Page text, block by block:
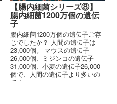
【腸内細菌シリーズ⑧】
腸内細菌1200万個の遺伝
子
腸内細菌1200万個の遺伝子ご存
じでしたか？ 人間の遺伝子は
23,000個。 マウスの遺伝子
26,000個、ミジンコの遺伝子
31,000個、小麦の遺伝子26,000
個で、人間の遺伝子より多いの
です。